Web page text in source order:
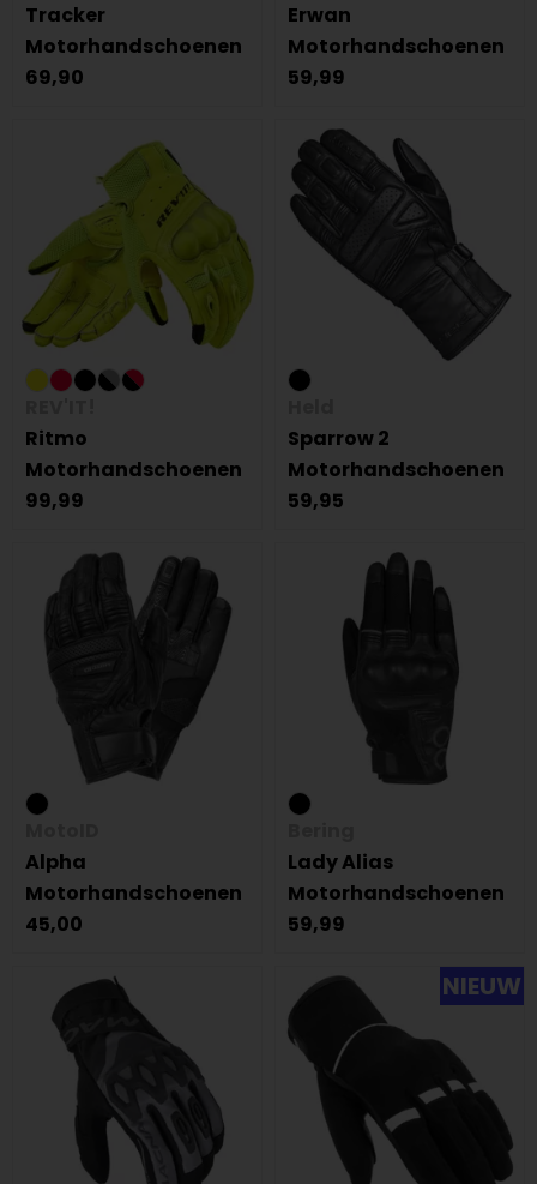
Tracker
Motorhandschoenen
69,90
Erwan
Motorhandschoenen
59,99
Ritmo
Motorhandschoenen
99,99
Sparrow 2
Motorhandschoenen
59,95
Alpha
Motorhandschoenen
45,00
Lady Alias
Motorhandschoenen
59,99
NIEUW